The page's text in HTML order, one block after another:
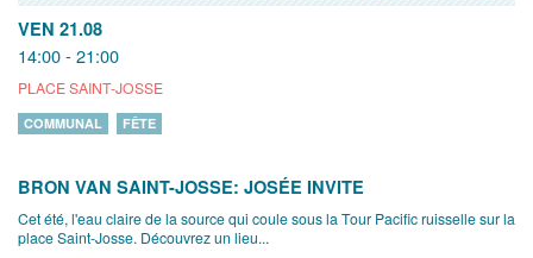
VEN 21.08
14:00 - 21:00
PLACE SAINT-JOSSE
COMMUNAL FÊTE
BRON VAN SAINT-JOSSE: JOSÉE INVITE
Cet été, l'eau claire de la source qui coule sous la Tour Pacific ruisselle sur la
place Saint-Josse. Découvrez un lieu...